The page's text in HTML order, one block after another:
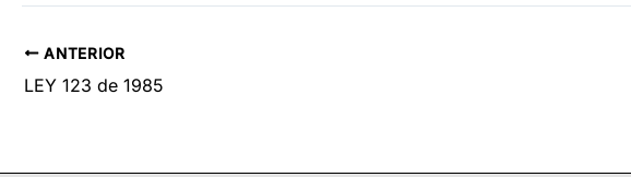
ANTERIOR
LEY 123 de 1985